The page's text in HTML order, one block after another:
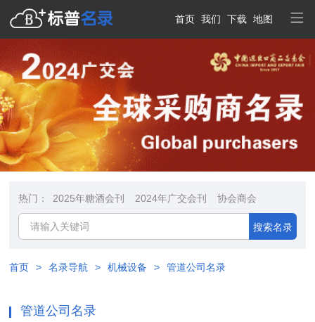
首页 我们 下载 地图
热门： 2025年糖酒会刊 2024年广交会刊 协会商会
搜索名录
首页 > 名录导航 > 机械设备 > 管道公司名录
管道公司名录